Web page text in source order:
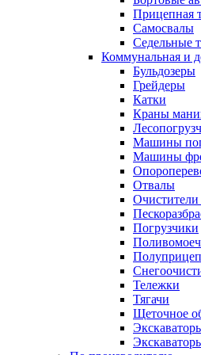
Прицепная
Самосвалы
Седельные
Коммунальная и
Бульдозеры
Грейдеры
Катки
Краны
Машины
Машины
Отвалы
Очистители
Погрузчики
Тележки
Тягачи
Щеточное